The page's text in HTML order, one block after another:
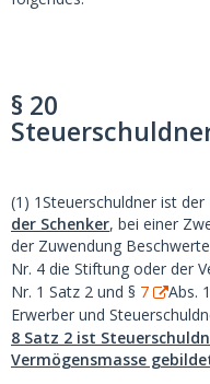
§ 20
(1) 1Steuerschuldner ist der
der Schenker, bei einer
der Zuwendung
Nr. 4 die Stiftung oder der
Nr. 1 Satz 2 und § 7
Abs.
Erwerber und
8 Satz 2 ist
Vermögensmasse